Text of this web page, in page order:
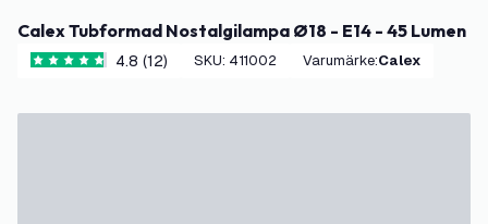
Calex Tubformad Nostalgilampa Ø18 - E14 - 45 Lumen
4.8 stjärnbetyg4.8 (12) SKU: 411002 Varumärke: Calex